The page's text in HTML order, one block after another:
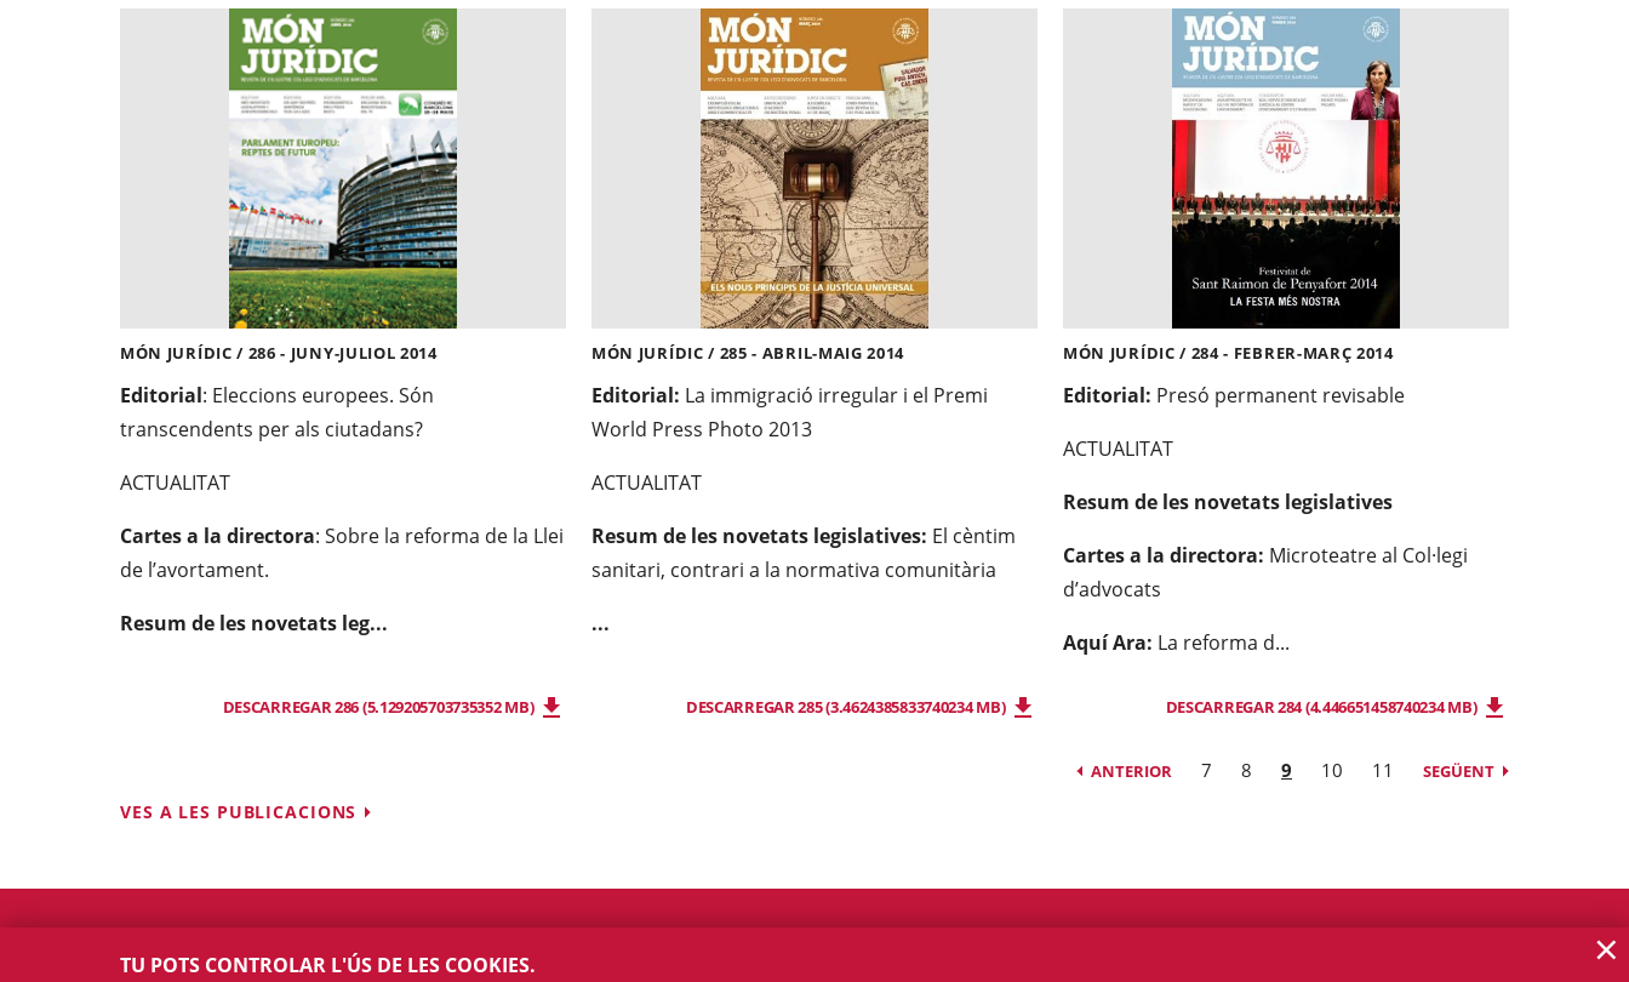
MÓN JURÍDIC / 286 - JUNY-JULIOL 2014
Editorial: Eleccions europees. Són
transcendents per als ciutadans?
ACTUALITAT
Cartes a la directora: Sobre la reforma de la Llei
de l’avortament.
Resum de les novetats leg...
DESCARREGAR 286 (5.129205703735352 MB)
MÓN JURÍDIC / 285 - ABRIL-MAIG 2014
Editorial: La immigració irregular i el Premi
World Press Photo 2013
ACTUALITAT
Resum de les novetats legislatives: El cèntim
sanitari, contrari a la normativa comunitària
...
DESCARREGAR 285 (3.4624385833740234 MB)
MÓN JURÍDIC / 284 - FEBRER-MARÇ 2014
Editorial: Presó permanent revisable
ACTUALITAT
Resum de les novetats legislatives
Cartes a la directora: Microteatre al Col·legi
d’advocats
Aquí Ara: La reforma d...
DESCARREGAR 284 (4.446651458740234 MB)
ANTERIOR 7 8 9 10 11 SEGÜENT
VES A LES PUBLICACIONS
TU POTS CONTROLAR L'ÚS DE LES COOKIES. ×